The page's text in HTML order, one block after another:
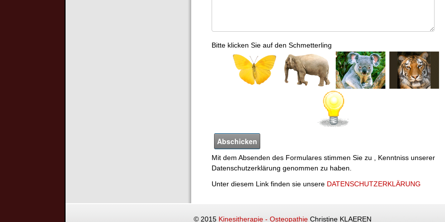
Bitte klicken Sie auf den Schmetterling
Mit dem Absenden des Formulares stimmen Sie zu , Kenntniss unserer
Datenschutzerklärung genommen zu haben.
Unter diesem Link finden sie unsere DATENSCHUTZERKLÄRUNG
© 2015 Kinesitherapie - Osteopathie Christine KLAEREN